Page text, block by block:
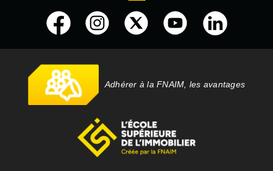
Adhérer à la FNAIM, les avantages